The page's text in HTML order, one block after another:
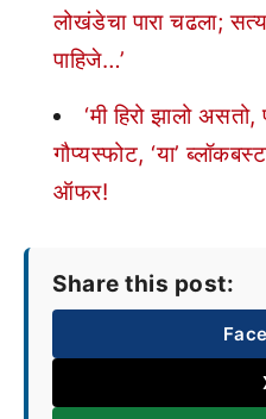
लोखंडेचा पारा चढला;
पाहिजे…’
‘मी हिरो झालो
गौप्यस्फोट, ‘या’
ऑफर!
Share this post: